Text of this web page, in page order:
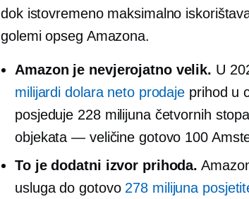
dok istovremeno maksimalno
golemi opseg Amazona.
Amazon je nevjerojatno velik. U
milijardi dolara neto prodaje prihod u
posjeduje 228 milijuna četvornih
objekata — veličine gotovo 100
To je dodatni izvor prihoda.
usluga do gotovo 278 milijuna